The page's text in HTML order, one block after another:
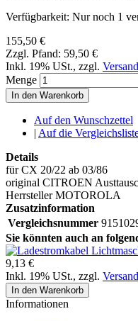
Verfügbarkeit: Nur noch 1
155,50 €
Zzgl. Pfand: 59,50 €
Inkl. 19% USt., zzgl.
Menge
In den Warenkorb
Auf den Wunschzettel
| Auf die
Details
für CX 20/22 ab 03/86
original CITROEN
Herrsteller MOTOROLA
Zusatzinformation
Vergleichsnummer
Sie könnten auch an
9,13 €
Inkl. 19% USt., zzgl.
In den Warenkorb
Informationen